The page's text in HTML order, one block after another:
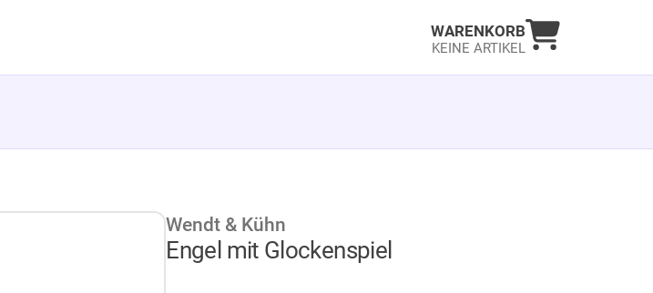
WARENKORB
KEINE ARTIKEL
Warenkorb
Wendt & Kühn
Engel mit Glockenspiel